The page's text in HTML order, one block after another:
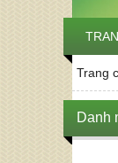
Trang
Danh